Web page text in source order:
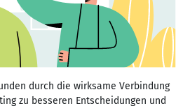
durch die wirksame Verbindung
zu besseren Entscheidungen und